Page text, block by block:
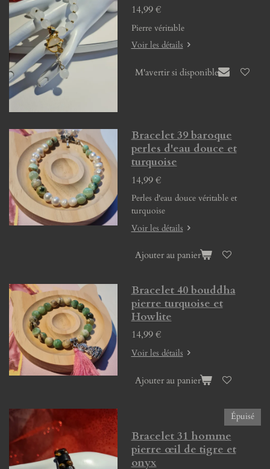
14,99 €
Pierre véritable
Voir les détails
M'avertir si disponible
Bracelet 39 baroque
perles d'eau douce et
turquoise
14,99 €
Perles d'eau douce véritable et
turquoise
Voir les détails
Ajouter au panier
Bracelet 40 bouddha
pierre turquoise et
Howlite
14,99 €
Voir les détails
Ajouter au panier
Épuisé
Bracelet 31 homme
pierre œil de tigre et
onyx